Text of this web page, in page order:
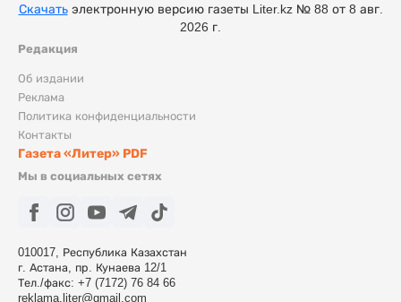
Редакция
Об издании
Реклама
Политика конфиденциальности
Контакты
Газета «Литер» PDF
Мы в социальных сетях
010017, Республика Казахстан
г. Астана, пр. Кунаева 12/1
Тел./факс: +7 (7172) 76 84 66
reklama.liter@gmail.com
Скачатьэлектронную версию газеты Liter.kz № 88 от 8 авг.
2026 г.